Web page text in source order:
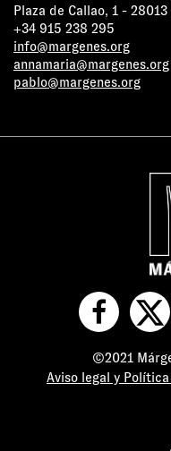
Plaza de Callao, 1 -
+34 915 238 295
info@margenes.org
annamaria@margenes.org
pablo@margenes.org
©2021
Aviso legal y